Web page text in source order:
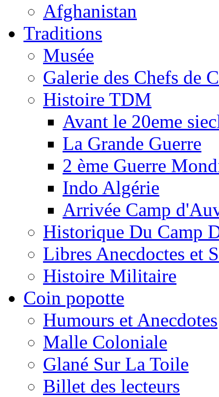
Afghanistan
Traditions
Musée
Galerie des Chefs de
Histoire TDM
Avant le 20eme
La Grande Guerre
2 ème Guerre
Indo Algérie
Arrivée Camp
Historique Du Camp
Libres Anecdoctes et
Histoire Militaire
Coin popotte
Humours et Anecdotes
Malle Coloniale
Glané Sur La Toile
Billet des lecteurs